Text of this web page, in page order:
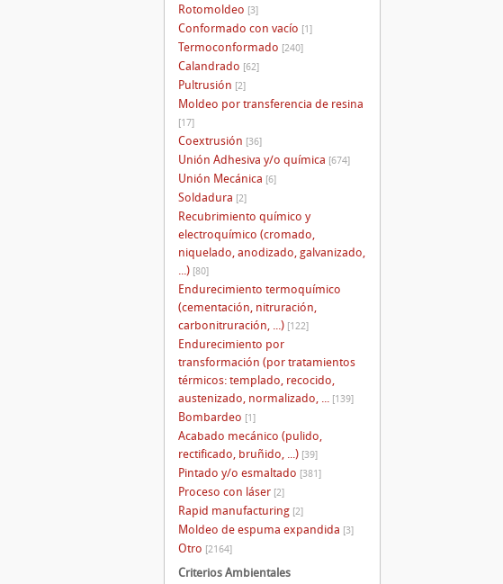
Rotomoldeo [3]
Conformado con vacío [1]
Termoconformado [240]
Calandrado [62]
Pultrusión [2]
Moldeo por transferencia de resina
[17]
Coextrusión [36]
Unión Adhesiva y/o química [674]
Unión Mecánica [6]
Soldadura [2]
Recubrimiento químico y
electroquímico (cromado,
niquelado, anodizado, galvanizado,
...) [80]
Endurecimiento termoquímico
(cementación, nitruración,
carbonitruración, ...) [122]
Endurecimiento por
transformación (por tratamientos
térmicos: templado, recocido,
austenizado, normalizado, ...
[139]
Bombardeo [1]
Acabado mecánico (pulido,
rectificado, bruñido, ...) [39]
Pintado y/o esmaltado [381]
Proceso con láser [2]
Rapid manufacturing [2]
Moldeo de espuma expandida [3]
Otro [2164]
Criterios Ambientales